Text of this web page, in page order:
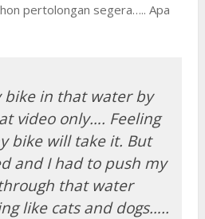
pertolongan segera….. Apa
bike in that water by
video only…. Feeling
bike will take it. But
and I had to push my
that water
like cats and dogs…..